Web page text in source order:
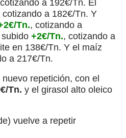
a 192€/Tn. El
cotizando a 182€/Tn. Y
Tn., cotizando a
+2€/Tn., cotizando a
en 138€/Tn. Y el maíz
a 217€/Tn.
repetición, con el
Tn. y el girasol alto oleico
vuelve a repetir